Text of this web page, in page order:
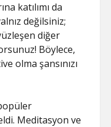
katılımı da
değilsiniz;
diğer
Böylece,
olma şansınızı
Meditasyon ve